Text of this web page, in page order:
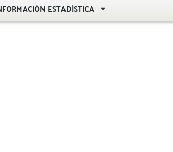
ESTADÍSTICA